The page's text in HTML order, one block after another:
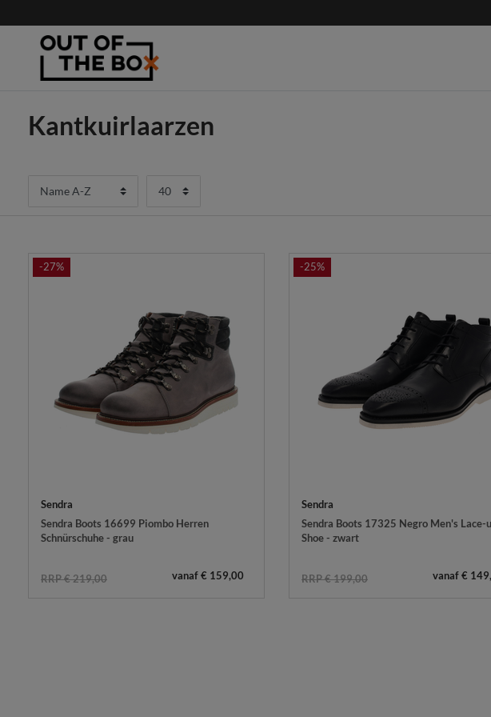
Kantkuirlaarzen
-27%
Sendra
Sendra Boots 16699 Piombo Herren
Schnürschuhe - grau
RRP € 219,00 vanaf € 159,00
-25%
Sendra
Sendra Boots 17325 Negro Men's Lace-
Shoe - zwart
RRP € 199,00 vanaf €